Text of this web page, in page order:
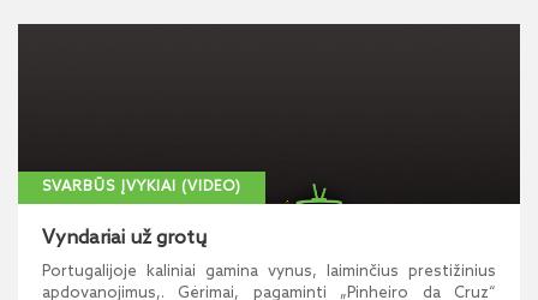
SVARBŪS ĮVYKIAI (VIDEO)
Vyndariai už grotų
Portugalijoje kaliniai gamina vynus, laiminčius prestižinius
apdovanojimus,. Gėrimai, pagaminti „Pinheiro da Cruz“